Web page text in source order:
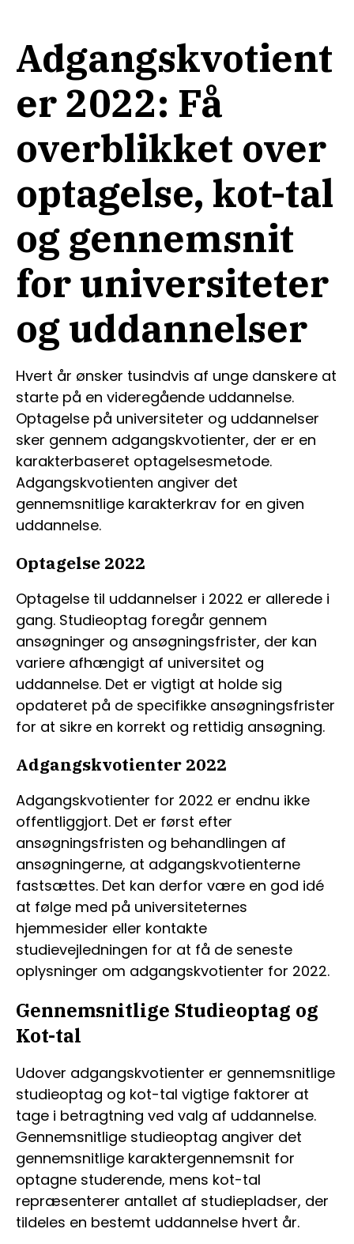
Adgangskvotient
er 2022: Få
overblikket over
optagelse, kot-tal
og gennemsnit
for universiteter
og uddannelser
Hvert år ønsker tusindvis af unge danskere at
starte på en videregående uddannelse.
Optagelse på universiteter og uddannelser
sker gennem adgangskvotienter, der er en
karakterbaseret optagelsesmetode.
Adgangskvotienten angiver det
gennemsnitlige karakterkrav for en given
uddannelse.
Optagelse 2022
Optagelse til uddannelser i 2022 er allerede i
gang. Studieoptag foregår gennem
ansøgninger og ansøgningsfrister, der kan
variere afhængigt af universitet og
uddannelse. Det er vigtigt at holde sig
opdateret på de specifikke ansøgningsfrister
for at sikre en korrekt og rettidig ansøgning.
Adgangskvotienter 2022
Adgangskvotienter for 2022 er endnu ikke
offentliggjort. Det er først efter
ansøgningsfristen og behandlingen af
ansøgningerne, at adgangskvotienterne
fastsættes. Det kan derfor være en god idé
at følge med på universiteternes
hjemmesider eller kontakte
studievejledningen for at få de seneste
oplysninger om adgangskvotienter for 2022.
Gennemsnitlige Studieoptag og
Kot-tal
Udover adgangskvotienter er gennemsnitlige
studieoptag og kot-tal vigtige faktorer at
tage i betragtning ved valg af uddannelse.
Gennemsnitlige studieoptag angiver det
gennemsnitlige karaktergennemsnit for
optagne studerende, mens kot-tal
repræsenterer antallet af studiepladser, der
tildeles en bestemt uddannelse hvert år.